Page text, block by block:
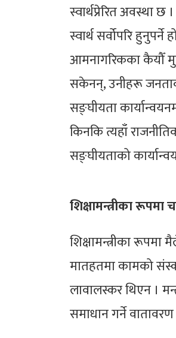
स्वार्थप्रेरित अवस्था
स्वार्थ सर्वोपरि
आमनागरिकका कैयौँ
सकेनन्, उनीहरू
सङ्घीयता
किनकि त्यहाँ
सङ्घीयताको
शिक्षामन्त्रीका रूपमा
शिक्षामन्त्रीका रूपमा
मातहतमा कामको
लावालस्कर थिएन ।
समाधान गर्ने